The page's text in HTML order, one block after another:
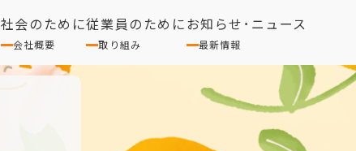
社会のために
会社概要
従業員のために
取り組み
お知らせ･ニュース
最新情報